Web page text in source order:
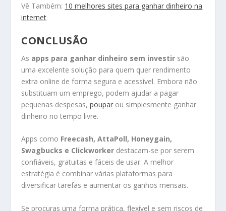
Vê Também: 10 melhores sites para ganhar dinheiro na
internet
CONCLUSÃO
As apps para ganhar dinheiro sem investir são
uma excelente solução para quem quer rendimento
extra online de forma segura e acessível. Embora não
substituam um emprego, podem ajudar a pagar
pequenas despesas,poupar ou simplesmente ganhar
dinheiro no tempo livre.
Apps como Freecash, AttaPoll, Honeygain,
Swagbucks e Clickworker destacam-se por serem
confiáveis, gratuitas e fáceis de usar. A melhor
estratégia é combinar várias plataformas para
diversificar tarefas e aumentar os ganhos mensais.
Se procuras uma forma prática, flexível e sem riscos de